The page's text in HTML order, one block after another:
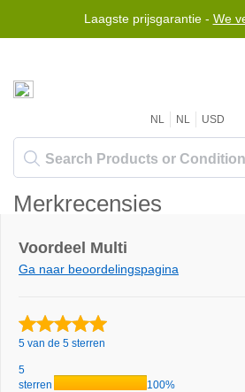
Laagste prijsgarantie - We
NL NL USD
Merkrecensies
Voordeel Multi
Ga naar beoordelingspagina
5 van de 5 sterren
5
sterren
100%